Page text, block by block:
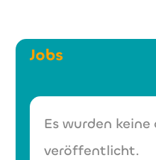
Jobs
Es wurden
veröffentlicht.